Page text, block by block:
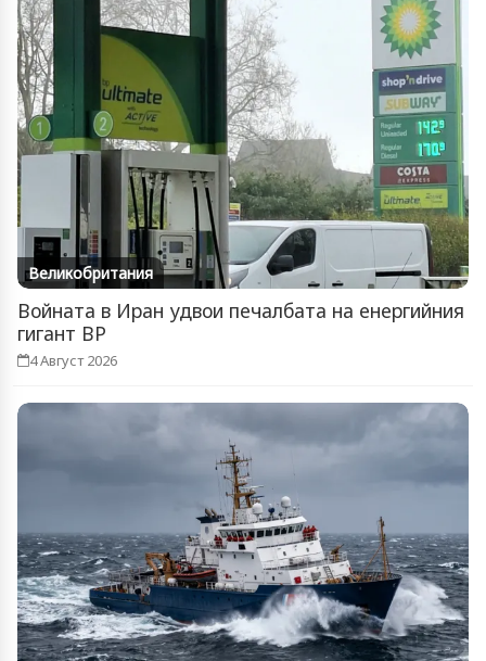
Великобритания
Войната в Иран удвои печалбата на енергийния
гигант BP
4 Август 2026